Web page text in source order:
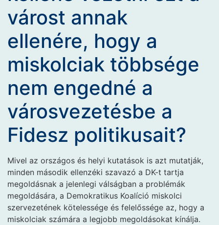
várost annak
ellenére, hogy a
miskolciak többsége
nem engedné a
városvezetésbe a
Fidesz politikusait?
Mivel az országos és helyi kutatások is azt mutatják,
minden második ellenzéki szavazó a DK-t tartja
megoldásnak a jelenlegi válságban a problémák
megoldására, a Demokratikus Koalíció miskolci
szervezetének kötelessége és felelőssége az, hogy a
miskolciak számára a legjobb megoldásokat kínálja.